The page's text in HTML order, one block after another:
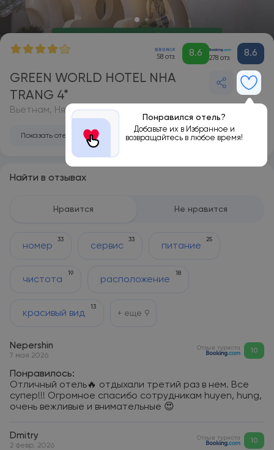
58 отз. 8.6 278 отз. 8.6
GREEN WORLD HOTEL NHA
TRANG 4*
Понравился отель?
Добавьте их в Избранное и
возвращайтесь в любое время!
Вьетнам, Нячанг
Показать отель на карте
Найти в отзывах
Нравится Не нравится
номер
33
сервис
33
питание
25
чистота
19
расположение
18
красивый вид
13
+ еще 9
Nepershin
7 мая 2026
Отзыв туриста 10
Понравилось:
Отличный отель🔥 отдыхали третий раз в нем. Все
супер!!! Огромное спасибо сотрудникам huyen, hung,
очень вежливые и внимательные 😍
Dmitry
2 февр. 2026
Отзыв туриста 10